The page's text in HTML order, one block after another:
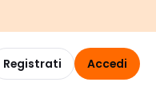
Registrati Accedi